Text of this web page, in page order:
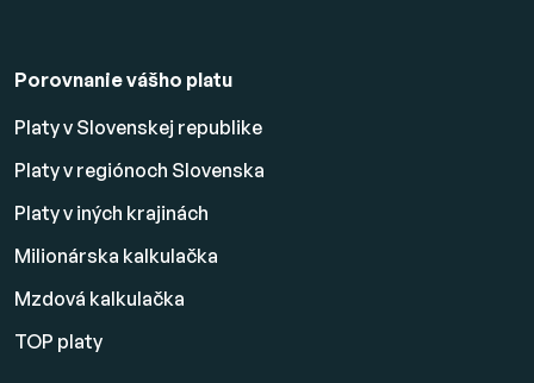
Porovnanie vášho platu
Platy v Slovenskej republike
Platy v regiónoch Slovenska
Platy v iných krajinách
Milionárska kalkulačka
Mzdová kalkulačka
TOP platy